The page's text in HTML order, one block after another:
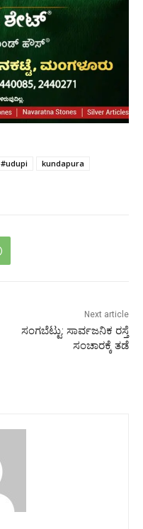
#udupi
kundapura
Next article
ಸಂಗಬೆಟ್ಟು: ಸಾರ್ವಜನಿಕ ರಸ್ತೆ
ಸಂಚಾರಕ್ಕೆ ತಡೆ